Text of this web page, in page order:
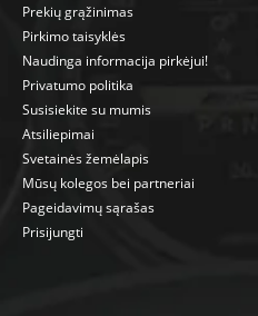
Prekių grąžinimas
Pirkimo taisyklės
Naudinga informacija pirkėjui!
Privatumo politika
Susisiekite su mumis
Atsiliepimai
Svetainės žemėlapis
Mūsų kolegos bei partneriai
Pageidavimų sąrašas
Prisijungti